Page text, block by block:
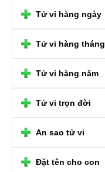
Tử vi hàng ngày
Tử vi hàng tháng
Tử vi hàng năm
Tử vi trọn đời
An sao tử vi
Đặt tên cho con